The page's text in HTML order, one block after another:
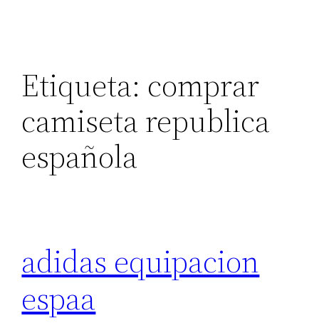
Etiqueta: comprar
camiseta republica
española
adidas equipacion
espaa